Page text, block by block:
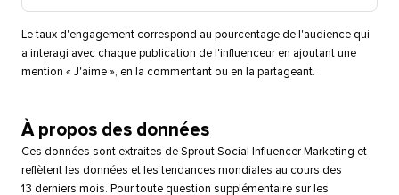
Le taux d'engagement correspond au pourcentage de l'audience qui
a interagi avec chaque publication de l'influenceur en ajoutant une
mention « J'aime », en la commentant ou en la partageant.​​
À propos des données​​
Ces données sont extraites de Sprout Social Influencer Marketing et
reflètent les données et les tendances mondiales au cours des
13 derniers mois. Pour toute question supplémentaire sur les